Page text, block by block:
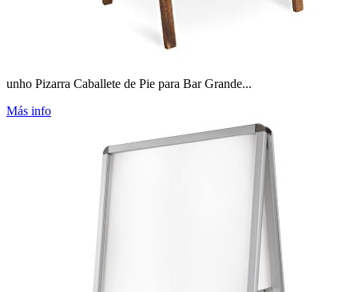
unho Pizarra Caballete de Pie para Bar Grande...
Más info